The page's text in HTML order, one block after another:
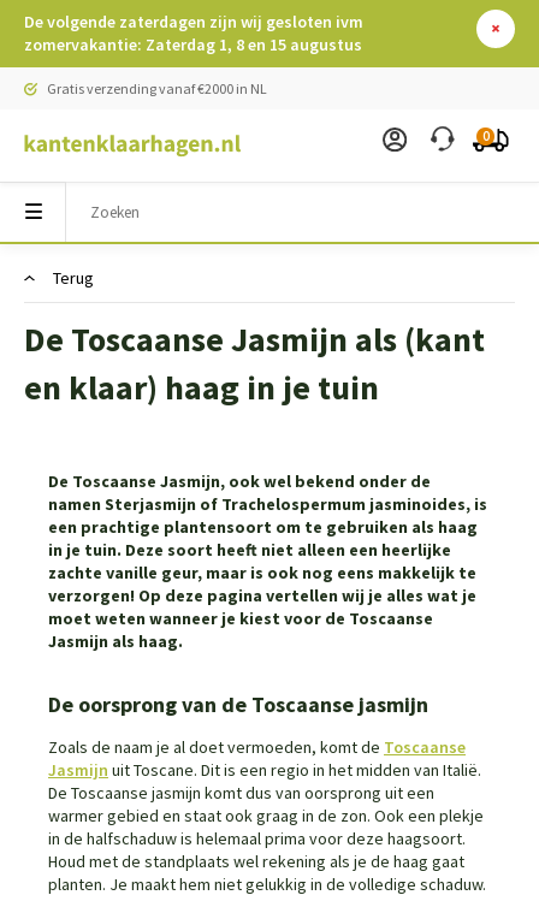
De volgende zaterdagen zijn wij gesloten ivm
zomervakantie: Zaterdag 1, 8 en 15 augustus
Gratis verzending vanaf €2000 in NL
0
Terug
De Toscaanse Jasmijn als (kant
en klaar) haag in je tuin
De Toscaanse Jasmijn, ook wel bekend onder de
namen Sterjasmijn of Trachelospermum jasminoides, is
een prachtige plantensoort om te gebruiken als haag
in je tuin. Deze soort heeft niet alleen een heerlijke
zachte vanille geur, maar is ook nog eens makkelijk te
verzorgen! Op deze pagina vertellen wij je alles wat je
moet weten wanneer je kiest voor de Toscaanse
Jasmijn als haag.
De oorsprong van de Toscaanse jasmijn
Zoals de naam je al doet vermoeden, komt de Toscaanse
Jasmijn uit Toscane. Dit is een regio in het midden van Italië.
De Toscaanse jasmijn komt dus van oorsprong uit een
warmer gebied en staat ook graag in de zon. Ook een plekje
in de halfschaduw is helemaal prima voor deze haagsoort.
Houd met de standplaats wel rekening als je de haag gaat
planten. Je maakt hem niet gelukkig in de volledige schaduw.